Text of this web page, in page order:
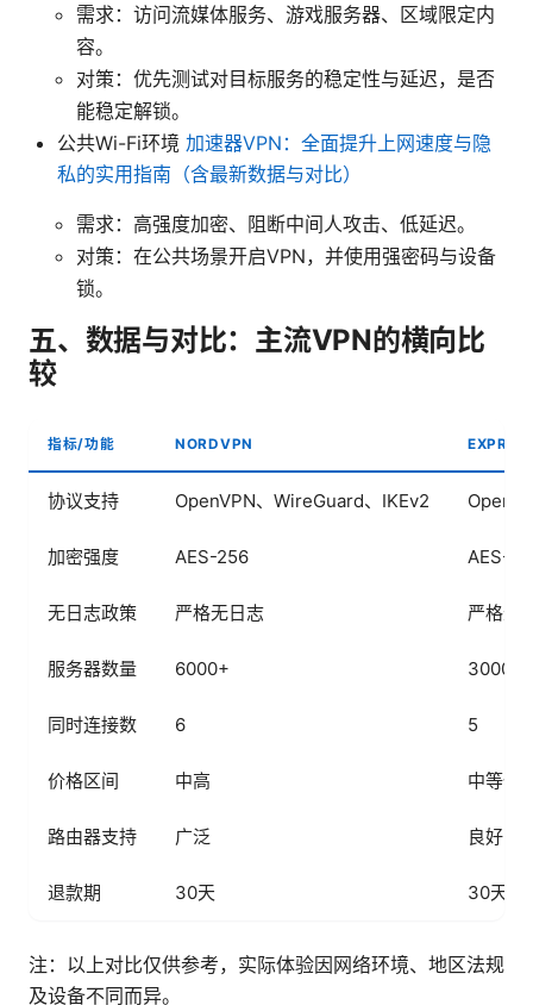
需求：访问流媒体服务、游戏服务器、区域限定内
容。
对策：优先测试对目标服务的稳定性与延迟，是否
能稳定解锁。
公共Wi-Fi环境 加速器VPN：全面提升上网速度与隐
私的实用指南（含最新数据与对比）
需求：高强度加密、阻断中间人攻击、低延迟。
对策：在公共场景开启VPN，并使用强密码与设备
锁。
五、数据与对比：主流VPN的横向比
较
指标/功能 NORDVPN
协议支持 OpenVPN、WireGuard、IKEv2
加密强度 AES-256 AES-
无日志政策 严格无日志 严格无
服务器数量 6000+ 3000+
同时连接数 6 5
价格区间 中高 中等偏
路由器支持 广泛 良好
退款期 30天 30天
注：以上对比仅供参考，实际体验因网络环境、地区法规
及设备不同而异。